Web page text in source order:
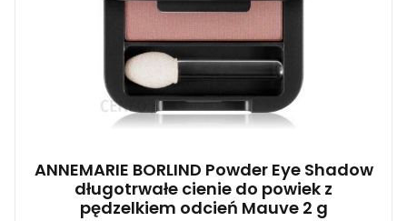
ANNEMARIE BORLIND Powder Eye Shadow
długotrwałe cienie do powiek z
pędzelkiem odcień Mauve 2 g